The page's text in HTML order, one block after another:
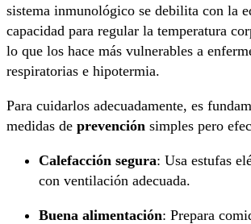
sistema inmunológico se debilita con la
capacidad para regular la temperatura
lo que los hace más vulnerables a
respiratorias e hipotermia.
Para cuidarlos adecuadamente, es
medidas de prevención simples pero
Calefacción segura: Usa estufas
con ventilación adecuada.
Buena alimentación: Prepara